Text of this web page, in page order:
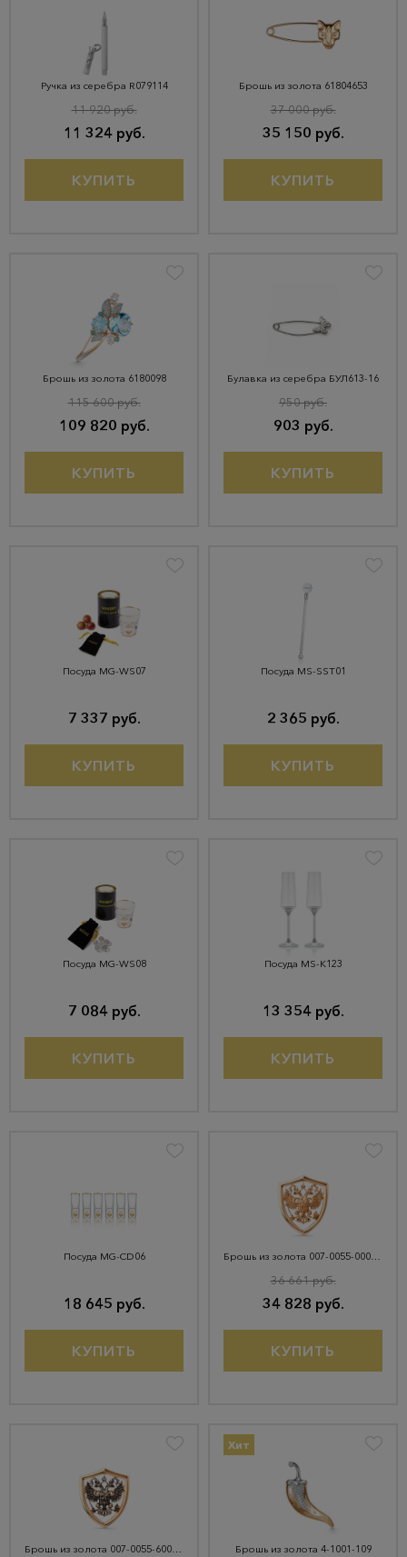
Ручка из серебра R079114
11 324 руб.
11 920 руб.
КУПИТЬ
Брошь из золота 61804653
35 150 руб.
37 000 руб.
КУПИТЬ
Брошь из золота 6180098
109 820 руб.
115 600 руб.
КУПИТЬ
Булавка из серебра БУЛ613-16
903 руб.
950 руб.
КУПИТЬ
Посуда MG-WS07
7 337 руб.
КУПИТЬ
Посуда MS-SST01
2 365 руб.
КУПИТЬ
Посуда MG-WS08
7 084 руб.
КУПИТЬ
Посуда MS-K123
13 354 руб.
КУПИТЬ
Посуда MG-CD06
18 645 руб.
КУПИТЬ
Брошь из золота 007-0055-0000-010
34 828 руб.
36 661 руб.
КУПИТЬ
Брошь из золота 007-0055-6000-012
Хит
Брошь из золота 4-1001-109